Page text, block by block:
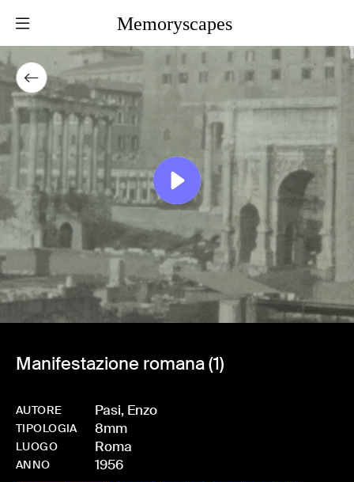
Memoryscapes
Manifestazione romana (1)
AUTORE Pasi, Enzo
TIPOLOGIA 8mm
LUOGO Roma
ANNO 1956